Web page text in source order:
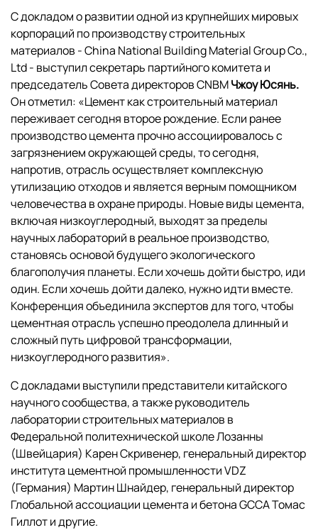
С докладом о развитии одной из крупнейших мировых
корпораций по производству строительных
материалов - China National Building Material Group Co.,
Ltd - выступил секретарь партийного комитета и
председатель Совета директоров CNBMЧжоу Юсянь.
Он отметил: «Цемент как строительный материал
переживает сегодня второе рождение. Если ранее
производство цемента прочно ассоциировалось с
загрязнением окружающей среды, то сегодня,
напротив, отрасль осуществляет комплексную
утилизацию отходов и является верным помощником
человечества в охране природы. Новые виды цемента,
включая низкоуглеродный, выходят за пределы
научных лабораторий в реальное производство,
становясь основой будущего экологического
благополучия планеты. Если хочешь дойти быстро, иди
один. Если хочешь дойти далеко, нужно идти вместе.
Конференция объединила экспертов для того, чтобы
цементная отрасль успешно преодолела длинный и
сложный путь цифровой трансформации,
низкоуглеродного развития».
С докладами выступили представители китайского
научного сообщества, а также руководитель
лаборатории строительных материалов в
Федеральной политехнической школе Лозанны
(Швейцария) Карен Скривенер, генеральный директор
института цементной промышленности VDZ
(Германия) Мартин Шнайдер, генеральный директор
Глобальной ассоциации цемента и бетона GCCA Томас
Гиллот и другие.